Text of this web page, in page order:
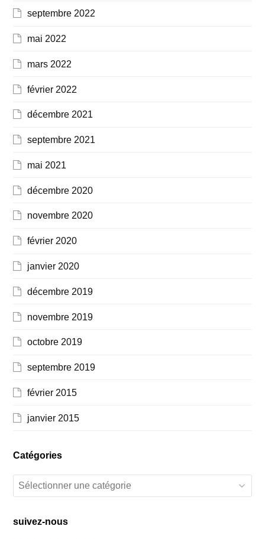
septembre 2022
mai 2022
mars 2022
février 2022
décembre 2021
septembre 2021
mai 2021
décembre 2020
novembre 2020
février 2020
janvier 2020
décembre 2019
novembre 2019
octobre 2019
septembre 2019
février 2015
janvier 2015
Catégories
Catégories
suivez-nous